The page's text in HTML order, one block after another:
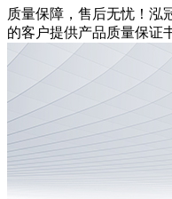
质量保障，售后无忧！泓
的客户提供产品质量保证